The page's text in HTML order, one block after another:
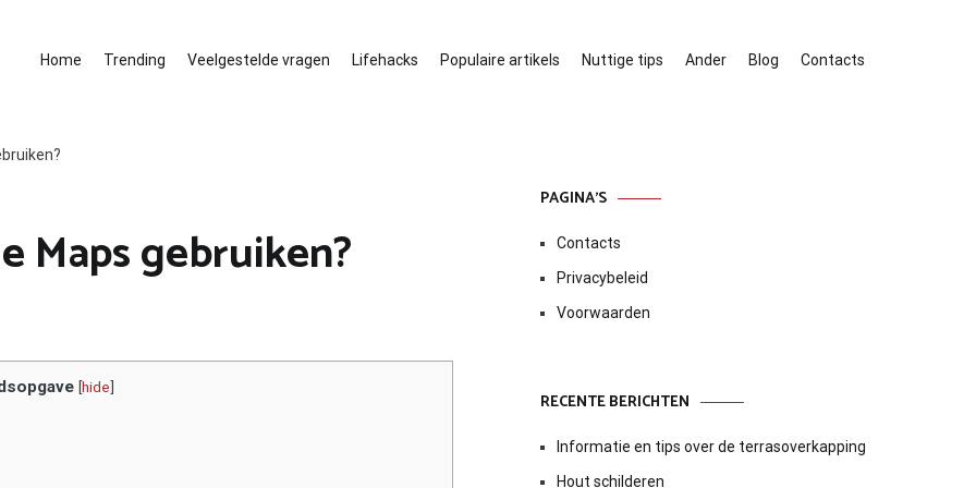
Home Trending Veelgestelde vragen Lifehacks Populaire artikels Nuttige tips Ander Blog Contacts
Maps gebruiken?
[hide]
PAGINA’S
Contacts
Privacybeleid
Voorwaarden
RECENTE BERICHTEN
Informatie en tips over de terrasoverkapping
Hout schilderen